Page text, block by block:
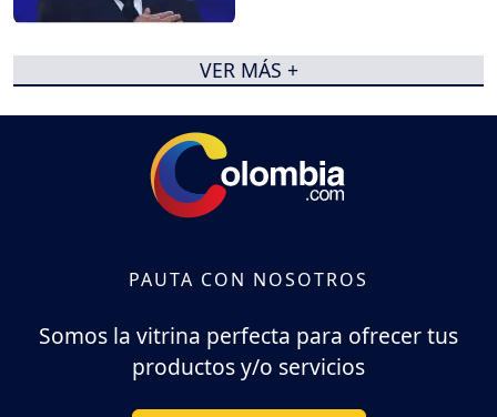
VER MÁS +
PAUTA CON NOSOTROS
Somos la vitrina perfecta para ofrecer tus
productos y/o servicios